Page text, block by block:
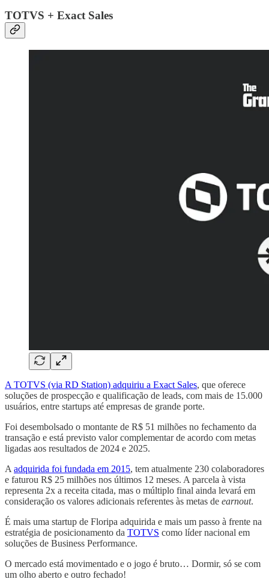
TOTVS + Exact Sales
A TOTVS (via RD Station) adquiriu a Exact Sales, que oferece
soluções de prospecção e qualificação de leads, com mais de 15.000
usuários, entre startups até empresas de grande porte.
Foi desembolsado o montante de R$ 51 milhões no fechamento da
transação e está previsto valor complementar de acordo com metas
ligadas aos resultados de 2024 e 2025.
A adquirida foi fundada em 2015, tem atualmente 230 colaboradores
e faturou R$ 25 milhões nos últimos 12 meses. A parcela à vista
representa 2x a receita citada, mas o múltiplo final ainda levará em
consideração os valores adicionais referentes às metas de earnout.
É mais uma startup de Floripa adquirida e mais um passo à frente na
estratégia de posicionamento da TOTVS como líder nacional em
soluções de Business Performance.
O mercado está movimentado e o jogo é bruto… Dormir, só se com
um olho aberto e outro fechado!